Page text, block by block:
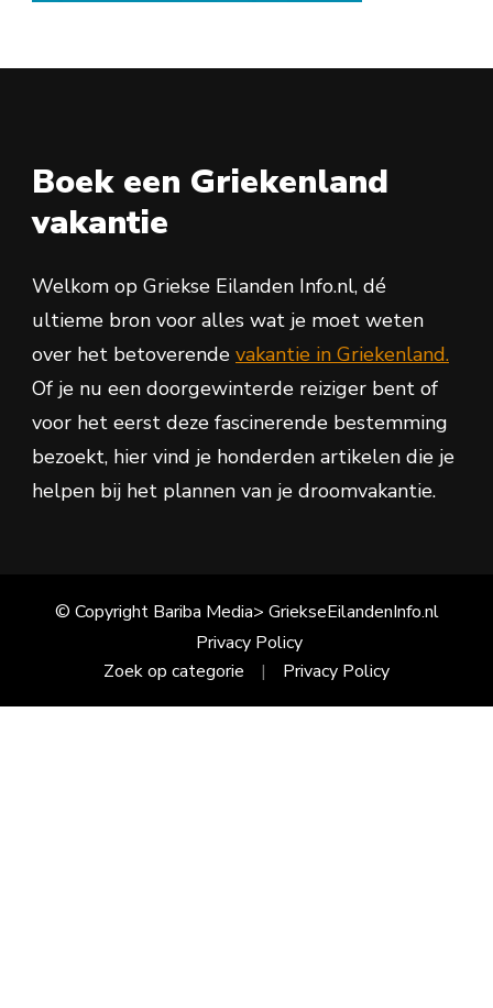
Boek een Griekenland
vakantie
Welkom op Griekse Eilanden Info.nl, dé
ultieme bron voor alles wat je moet weten
over het betoverende vakantie in Griekenland.
Of je nu een doorgewinterde reiziger bent of
voor het eerst deze fascinerende bestemming
bezoekt, hier vind je honderden artikelen die je
helpen bij het plannen van je droomvakantie.
© Copyright Bariba Media> GriekseEilandenInfo.nl
Privacy Policy
Zoek op categorie
Privacy Policy